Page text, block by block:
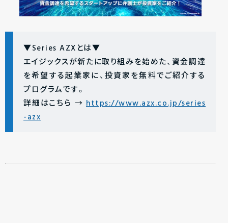
▼Series AZXとは▼
エイジックスが新たに取り組みを始めた、資金調達
を希望する起業家に、投資家を無料でご紹介する
プログラムです。
詳細はこちら → https://www.azx.co.jp/series
-azx